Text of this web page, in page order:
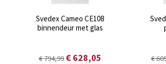
Svedex Cameo CE108
binnendeur met glas
€ 794,99 € 628,05 €